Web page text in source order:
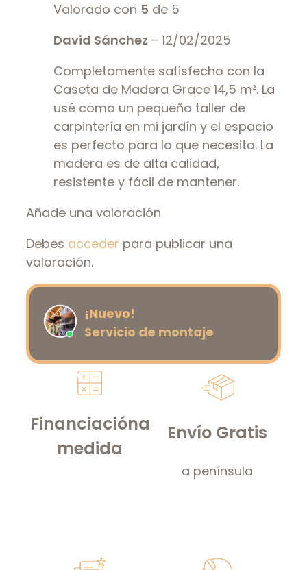
Valorado con 5 de 5
David Sánchez – 12/02/2025
Completamente satisfecho con la
Caseta de Madera Grace 14,5 m². La
usé como un pequeño taller de
carpintería en mi jardín y el espacio
es perfecto para lo que necesito. La
madera es de alta calidad,
resistente y fácil de mantener.
Añade una valoración
Debes acceder para publicar una
valoración.
¡Nuevo!
Servicio de montaje
Financiacióna
medida
Envío Gratis
a península